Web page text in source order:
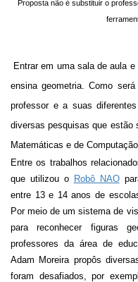
Proposta não é substituir o
Entrar em uma sala de aula
ensina geometria. Como
professor e a suas
diversas pesquisas que estão
Matemáticas e de
Entre os trabalhos
que utilizou o Robô NAO
entre 13 e 14 anos de
Por meio de um sistema de
para reconhecer figuras
professores da área de
Adam Moreira propôs
foram desafiados, por